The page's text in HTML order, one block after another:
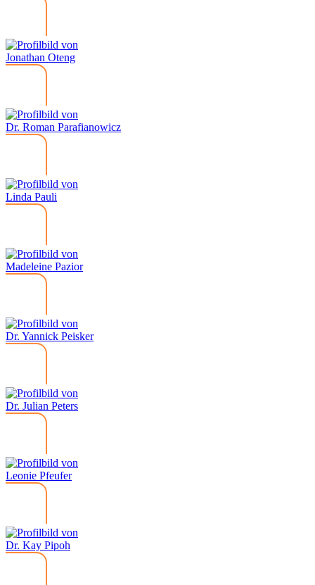
Jonathan Oteng
Dr. Roman Parafianowicz
Linda Pauli
Madeleine Pazior
Dr. Yannick Peisker
Dr. Julian Peters
Leonie Pfeufer
Dr. Kay Pipoh